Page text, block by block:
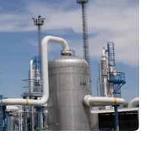
tin di chuyển nhằm
vệ sức khỏe của
đại dịch.